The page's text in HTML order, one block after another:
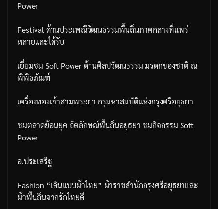
Power
Festival ด้านประเพณีวัฒนธรรมพื้นถิ่นภาคกลางที่แพร่
หลายและได้รับ
เยี่ยมชม Soft Powerด้านศิลปวัฒนธรรม มรดกของชาติ ณ
พิพิธภัณฑ์
เครื่องทองเจ้าสามพระยา กรุมหาสมบัติแห่งกรุงศรีอยุธยา
ชมตลาดย้อนยุค อัตลักษณ์พื้นถิ่นอยุธยา ชมกิจกรรม Soft
Power
อ.ประเสริฐ
Fashion “เดินแบบผ้าไทย” ผ้าราชสำนักกรุงศรีอยุธยาและ
ผ้าพื้นถิ่นจากรักไทยดี